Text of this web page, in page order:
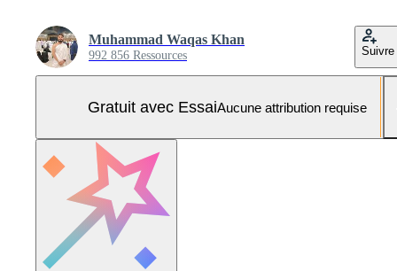
Muhammad Waqas Khan
992 856 Ressources Suivre
Gratuit avec EssaiAucune attribution requise